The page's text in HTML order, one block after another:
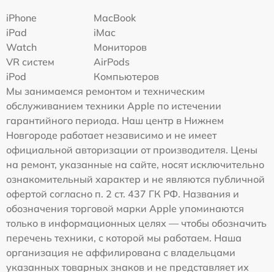
iPhone
MacBook
iPad
iMac
Watch
Мониторов
VR систем
AirPods
iPod
Компьютеров
Мы занимаемся ремонтом и техническим
обслуживанием техники Apple по истечении
гарантийного периода. Наш центр в Нижнем
Новгороде работает независимо и не имеет
официальной авторизации от производителя. Цены
на ремонт, указанные на сайте, носят исключительно
ознакомительный характер и не являются публичной
офертой согласно п. 2 ст. 437 ГК РФ. Названия и
обозначения торговой марки Apple упоминаются
только в информационных целях — чтобы обозначить
перечень техники, с которой мы работаем. Наша
организация не аффилирована с владельцами
указанных товарных знаков и не представляет их